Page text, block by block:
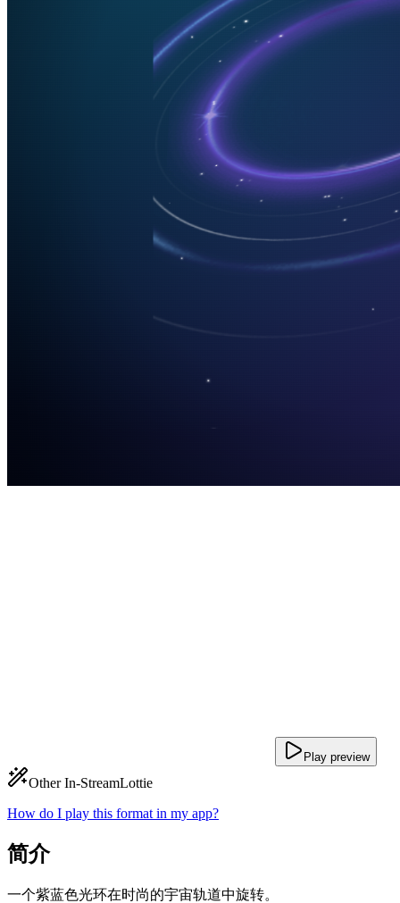
Play preview
Other In-StreamLottie
How do I play this format in my app?
简介
一个紫蓝色光环在时尚的宇宙轨道中旋转。